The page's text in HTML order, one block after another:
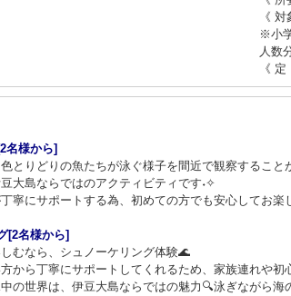
《
※小
人数
《
名様から]
とりどりの魚たちが泳ぐ様子を間近で観察すること
大島ならではのアクティビティです˖✧
寧にサポートする為、初めての方でも安心してお楽
[2名様から]
むなら、シュノーケリング体験🌊
から丁寧にサポートしてくれるため、家族連れや
の世界は、伊豆大島ならではの魅力🔍泳ぎながら